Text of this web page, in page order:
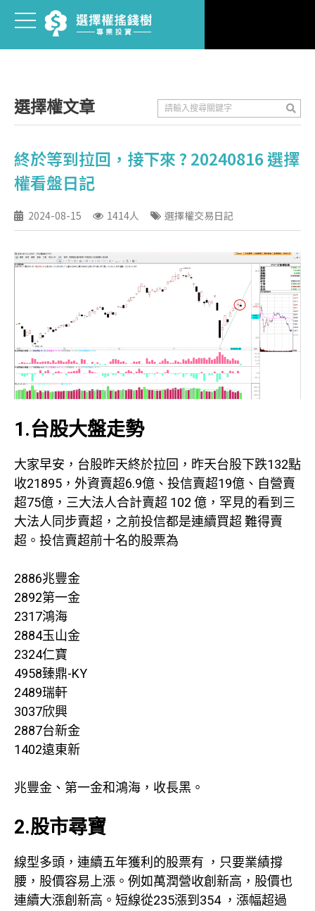
選擇權文章
終於等到拉回，接下來 ? 20240816 選擇
權看盤日記
2024-08-15 1414人 選擇權交易日記
1.台股大盤走勢
大家早安，台股昨天終於拉回，昨天台股下跌132點
收21895，外資賣超6.9億、投信賣超19億、自營賣
超75億，三大法人合計賣超 102 億，罕見的看到三
大法人同步賣超，之前投信都是連續買超 難得賣
超。投信賣超前十名的股票為
2886兆豐金
2892第一金
2317鴻海
2884玉山金
2324仁寶
4958臻鼎-KY
2489瑞軒
3037欣興
2887台新金
1402遠東新
兆豐金、第一金和鴻海，收長黑。
2.股市尋寶
線型多頭，連續五年獲利的股票有 ，只要業績撐
腰，股價容易上漲。例如萬潤營收創新高，股價也
連續大漲創新高。短線從235漲到354 ，漲幅超過